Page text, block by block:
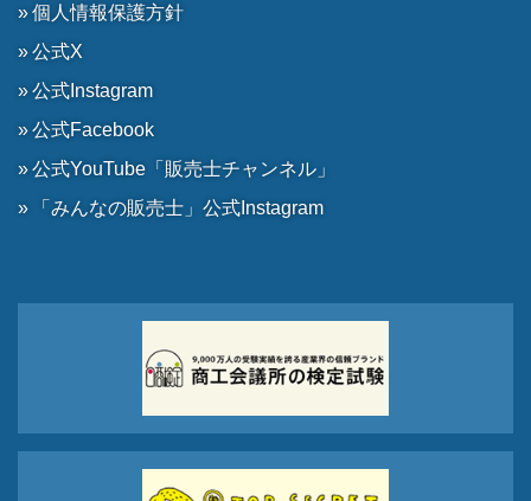
個人情報保護方針
公式X
公式Instagram
公式Facebook
公式YouTube「販売士チャンネル」
「みんなの販売士」公式Instagram